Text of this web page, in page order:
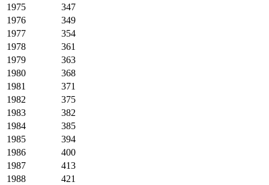
1975
347
1976
349
1977
354
1978
361
1979
363
1980
368
1981
371
1982
375
1983
382
1984
385
1985
394
1986
400
1987
413
1988
421